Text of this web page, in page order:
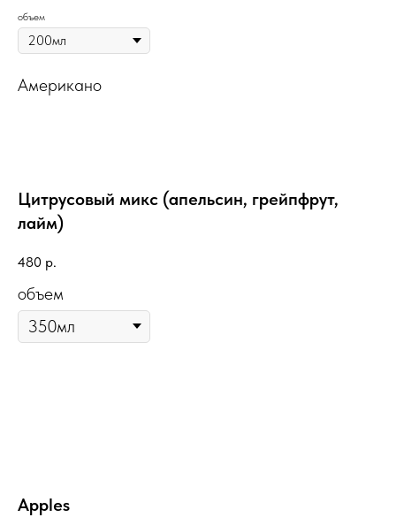
объем
Американо
Цитрусовый микс (апельсин, грейпфрут,
лайм)
480 р.
объем
Apples